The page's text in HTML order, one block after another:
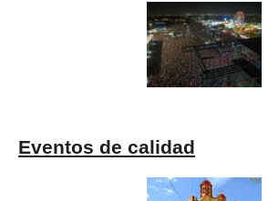
Eventos de calidad